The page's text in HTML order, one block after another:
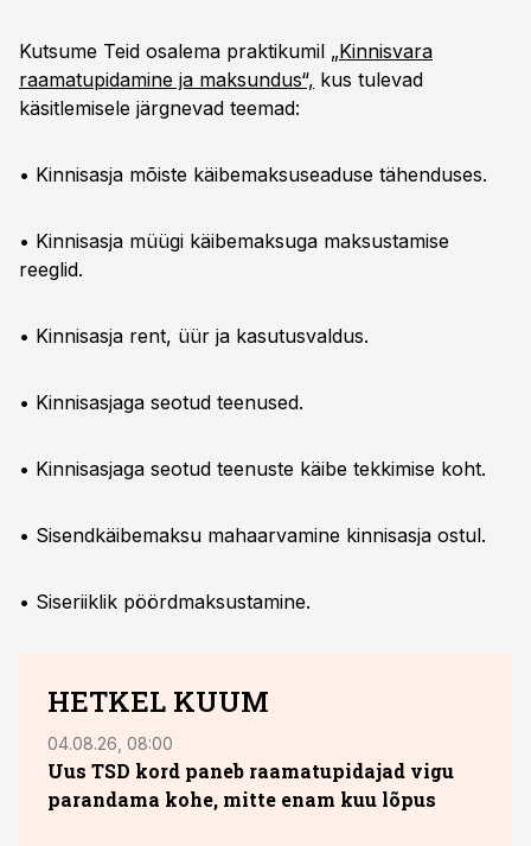
Kutsume Teid osalema praktikumil „Kinnisvara
raamatupidamine ja maksundus“, kus tulevad
käsitlemisele järgnevad teemad:
• Kinnisasja mõiste käibemaksuseaduse tähenduses.
• Kinnisasja müügi käibemaksuga maksustamise
reeglid.
• Kinnisasja rent, üür ja kasutusvaldus.
• Kinnisasjaga seotud teenused.
• Kinnisasjaga seotud teenuste käibe tekkimise koht.
• Sisendkäibemaksu mahaarvamine kinnisasja ostul.
• Siseriiklik pöördmaksustamine.
HETKEL KUUM
04.08.26, 08:00
Uus TSD kord paneb raamatupidajad vigu
parandama kohe, mitte enam kuu lõpus